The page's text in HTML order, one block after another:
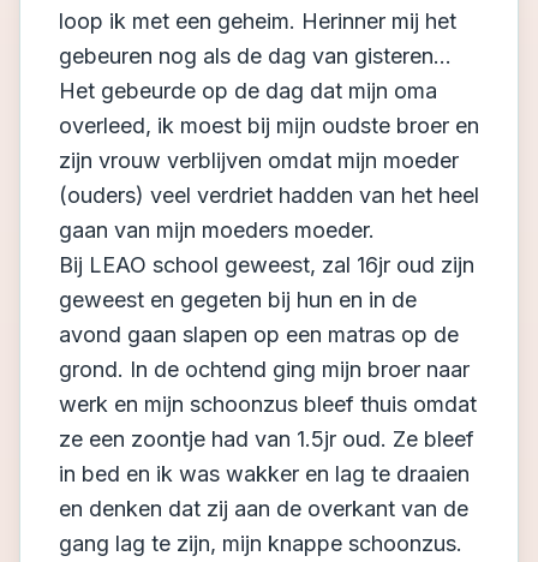
loop ik met een geheim. Herinner mij het
gebeuren nog als de dag van gisteren...
Het gebeurde op de dag dat mijn oma
overleed, ik moest bij mijn oudste broer en
zijn vrouw verblijven omdat mijn moeder
(ouders) veel verdriet hadden van het heel
gaan van mijn moeders moeder.
Bij LEAO school geweest, zal 16jr oud zijn
geweest en gegeten bij hun en in de
avond gaan slapen op een matras op de
grond. In de ochtend ging mijn broer naar
werk en mijn schoonzus bleef thuis omdat
ze een zoontje had van 1.5jr oud. Ze bleef
in bed en ik was wakker en lag te draaien
en denken dat zij aan de overkant van de
gang lag te zijn, mijn knappe schoonzus.